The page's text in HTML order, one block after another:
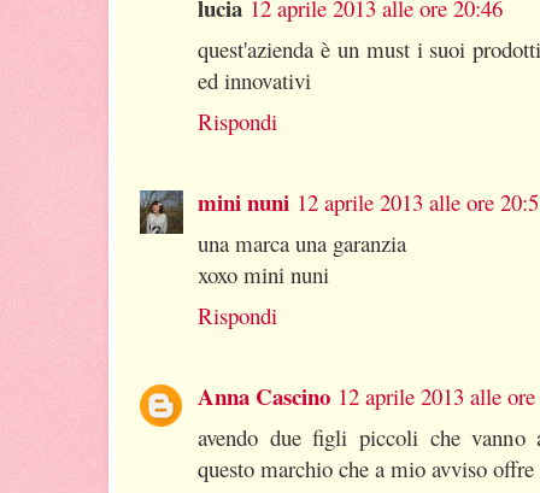
lucia 12 aprile 2013 alle ore 20:46
quest'azienda è un must i suoi
ed innovativi
Rispondi
mini nuni 12 aprile 2013 alle ore
una marca una garanzia
xoxo mini nuni
Rispondi
Anna Cascino 12 aprile 2013 alle
avendo due figli piccoli che vanno
questo marchio che a mio avviso